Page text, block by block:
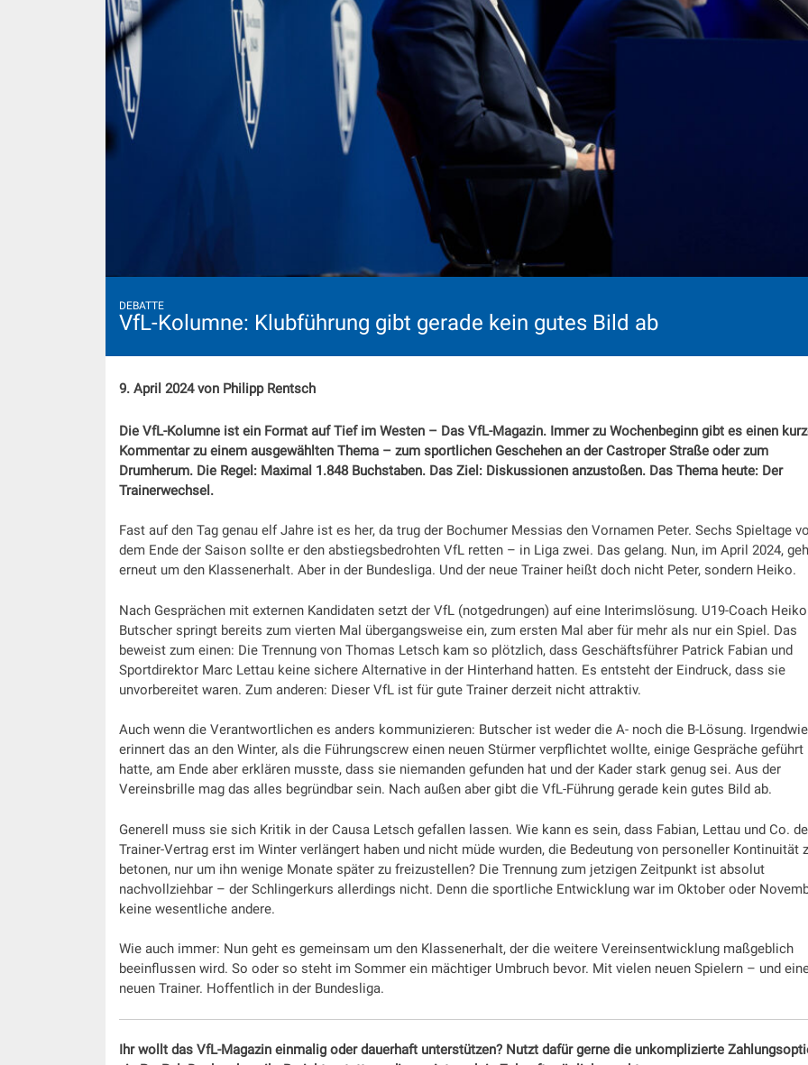
DEBATTE
VfL-Kolumne: Klubführung gibt gerade kein gutes Bild ab
9. April 2024 von Philipp Rentsch
Die VfL-Kolumne ist ein Format auf Tief im Westen – Das VfL-Magazin. Immer zu Wochenbeginn gibt es einen
Kommentar zu einem ausgewählten Thema – zum sportlichen Geschehen an der Castroper Straße oder zum
Drumherum. Die Regel: Maximal 1.848 Buchstaben. Das Ziel: Diskussionen anzustoßen. Das Thema heute: Der
Trainerwechsel.
Fast auf den Tag genau elf Jahre ist es her, da trug der Bochumer Messias den Vornamen Peter. Sechs Spieltage
dem Ende der Saison sollte er den abstiegsbedrohten VfL retten – in Liga zwei. Das gelang. Nun, im April 2024,
erneut um den Klassenerhalt. Aber in der Bundesliga. Und der neue Trainer heißt doch nicht Peter, sondern Heiko.
Nach Gesprächen mit externen Kandidaten setzt der VfL (notgedrungen) auf eine Interimslösung. U19-Coach Heiko
Butscher springt bereits zum vierten Mal übergangsweise ein, zum ersten Mal aber für mehr als nur ein Spiel. Das
beweist zum einen: Die Trennung von Thomas Letsch kam so plötzlich, dass Geschäftsführer Patrick Fabian und
Sportdirektor Marc Lettau keine sichere Alternative in der Hinterhand hatten. Es entsteht der Eindruck, dass sie
unvorbereitet waren. Zum anderen: Dieser VfL ist für gute Trainer derzeit nicht attraktiv.
Auch wenn die Verantwortlichen es anders kommunizieren: Butscher ist weder die A- noch die B-Lösung. Irgendwie
erinnert das an den Winter, als die Führungscrew einen neuen Stürmer verpflichtet wollte, einige Gespräche geführt
hatte, am Ende aber erklären musste, dass sie niemanden gefunden hat und der Kader stark genug sei. Aus der
Vereinsbrille mag das alles begründbar sein. Nach außen aber gibt die VfL-Führung gerade kein gutes Bild ab.
Generell muss sie sich Kritik in der Causa Letsch gefallen lassen. Wie kann es sein, dass Fabian, Lettau und Co.
Trainer-Vertrag erst im Winter verlängert haben und nicht müde wurden, die Bedeutung von personeller Kontinuität
betonen, nur um ihn wenige Monate später zu freizustellen? Die Trennung zum jetzigen Zeitpunkt ist absolut
nachvollziehbar – der Schlingerkurs allerdings nicht. Denn die sportliche Entwicklung war im Oktober oder
keine wesentliche andere.
Wie auch immer: Nun geht es gemeinsam um den Klassenerhalt, der die weitere Vereinsentwicklung maßgeblich
beeinflussen wird. So oder so steht im Sommer ein mächtiger Umbruch bevor. Mit vielen neuen Spielern – und
neuen Trainer. Hoffentlich in der Bundesliga.
Ihr wollt das VfL-Magazin einmalig oder dauerhaft unterstützen? Nutzt dafür gerne die unkomplizierte